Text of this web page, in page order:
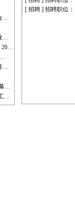
…
…
20…
…
…
…
…
[ 招聘 ] 招聘职位